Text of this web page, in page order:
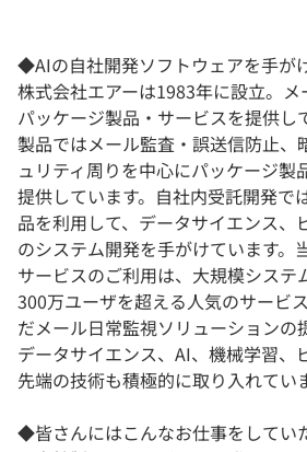
◆AIの自社開発ソフトウェアを手が
株式会社エアーは1983年に設立。
パッケージ製品・サービスを提供し
製品ではメール監査・誤送信防止、
ュリティ周りを中心にパッケージ製
提供しています。自社内受託開発で
品を利用して、データサイエンス、
のシステム開発を手がけています。
サービスのご利用は、大規模システ
300万ユーザを超える人気のサービ
だメール日常監視ソリューションの
データサイエンス、AI、機械学習、
先端の技術も積極的に取り入れてい
◆皆さんにはこんなお仕事をしてい